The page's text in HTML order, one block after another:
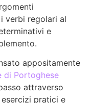
verbi regolari al
e
appositamente
di Portoghese
attraverso
pratici e